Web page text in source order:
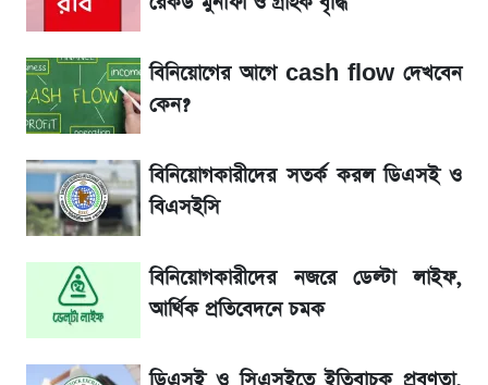
আগামীকালই স্পষ্ট হবে এসএসসি ফল প্রকাশের
তারিখ
জেনে নিন আজকের সোনা ও রুপার সর্বশেষ দাম
৬ আগস্ট দেশের বাজারে স্বর্ণের দাম
ফারহানা
তাপমাত্রা নিয়ে নতুন পূর্বাভাস দিল আবহাওয়া অফিস
বিনিয়োগের আগে cash flow দেখবেন
কেন?
বিনিয়োগকারীদের সতর্ক করল ডিএসই ও
বিএসইসি
বিনিয়োগকারীদের নজরে ডেল্টা লাইফ,
আর্থিক প্রতিবেদনে চমক